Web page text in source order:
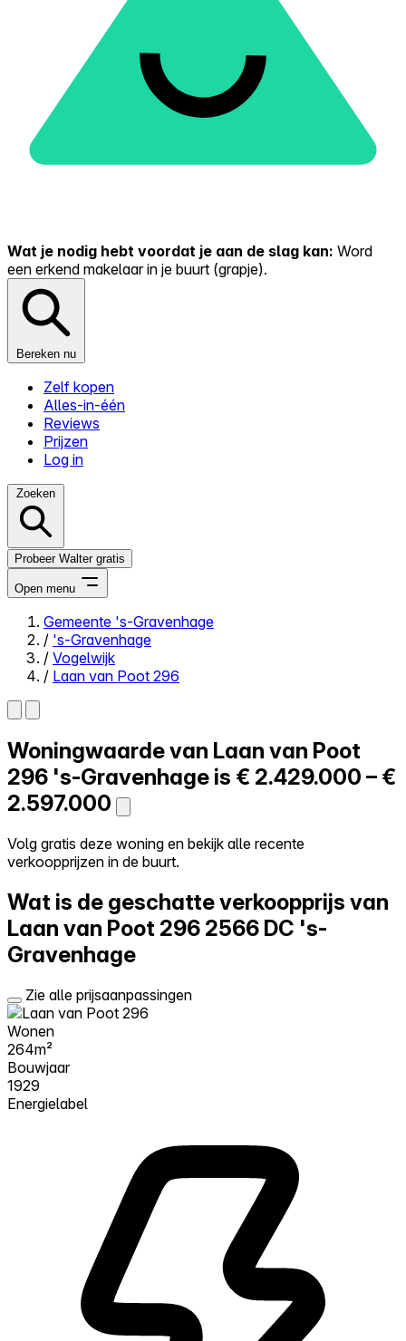
Wat je nodig hebt voordat je aan de slag kan: Word
een erkend makelaar in je buurt (grapje).
Bereken nu
Zelf kopen
Alles-in-één
Reviews
Prijzen
Log in
Zoeken
Probeer Walter gratis
Open menu
Close menu
Zelf kopen
Alles-in-één
Reviews
Prijzen
Log in
Probeer Walter gratis
Gemeente 's-Gravenhage
/ 's-Gravenhage
/ Vogelwijk
/ Laan van Poot 296
Woningwaarde van Laan van Poot
296 's-Gravenhage is € 2.429.000 – €
2.597.000
Volg gratis deze woning en bekijk alle recente
verkoopprijzen in de buurt.
Wat is de geschatte verkoopprijs van
Laan van Poot 296 2566 DC 's-
Gravenhage
Zie alle prijsaanpassingen
Wonen
264m²
Bouwjaar
1929
Energielabel